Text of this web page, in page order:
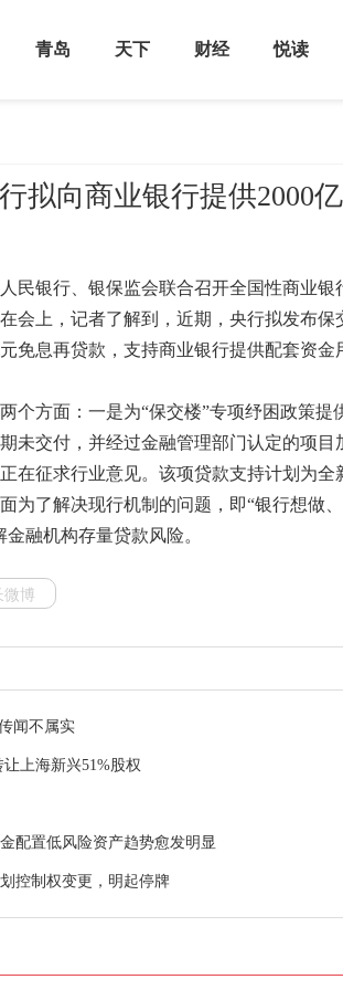
青岛 天下 财经 悦读
拟向商业银行提供2000
银行、银保监会联合召开全国性商业银
会上，记者了解到，近期，央行拟发布保
免息再贷款，支持商业银行提供配套资
方面：一是为“保交楼”专项纾困政策提
未交付，并经过金融管理部门认定的项目
征求行业意见。该项贷款支持计划为全
为了解决现行机制的问题，即“银行想做
融机构存量贷款风险。
微博
闻不属实
上海新兴51%股权
配置低风险资产趋势愈发明显
控制权变更，明起停牌